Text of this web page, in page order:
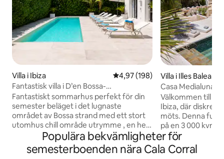
Villa i Ibiza 4,97 av 5 i genomsnittligt
4,97 (198)
Fantastisk villa i D’en Bossa-
strandområdet
Fantastiskt sommarhus perfekt för din
semester beläget i det lugnaste
området av Bossa strand med ett stort
utomhus chill område utrymme , en helt
ny pool, omgiven av träd , gröna palmer
och blommor. Om du inte vill hyra bil är
det det bättre alternativet eftersom det
Villa i Illes Balears
Casa Medialuna
Välkommen till
Ibiza, där diskret
möts. Denna fullt
på en 3 000 kvm
trädgårdar och
som söker
Sovrummen,
Populära bekvämligheter för
semesterboenden nära Cala Corral